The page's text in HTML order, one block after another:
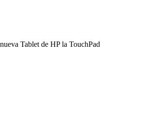
Tablet de HP la TouchPad